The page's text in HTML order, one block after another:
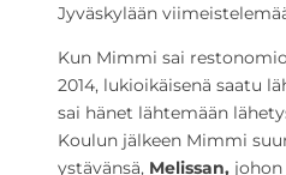
Jyväskylään
Kun Mimmi sai
2014, lukioikäisenä saatu
sai hänet lähtemään
Koulun jälkeen Mimmi
ystävänsä, Melissan, johon